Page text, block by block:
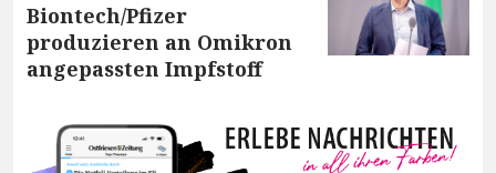
Biontech/Pfizer
produzieren an Omikron
angepassten Impfstoff